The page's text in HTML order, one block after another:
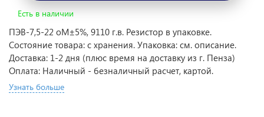
Есть в наличии
ПЭВ-7,5-22 оМ±5%, 9110 г.в. Резистор в упаковке.
Состояние товара: с хранения. Упаковка: см. описание.
Доставка: 1-2 дня (плюс время на доставку из г. Пенза)
Оплата: Наличный - безналичный расчет, картой.
Узнать больше